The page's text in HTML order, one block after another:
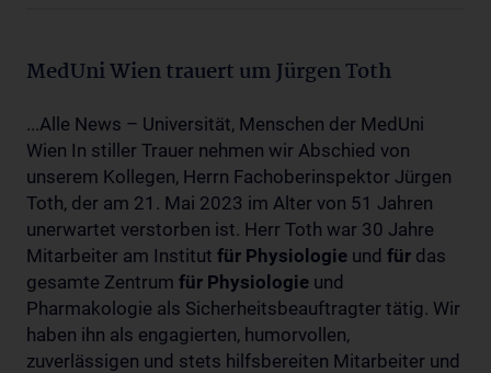
MedUni Wien trauert um Jürgen Toth
...Alle News – Universität, Menschen der MedUni
Wien In stiller Trauer nehmen wir Abschied von
unserem Kollegen, Herrn Fachoberinspektor Jürgen
Toth, der am 21. Mai 2023 im Alter von 51 Jahren
unerwartet verstorben ist. Herr Toth war 30 Jahre
Mitarbeiter am Institut für Physiologie und für das
gesamte Zentrum für Physiologie und
Pharmakologie als Sicherheitsbeauftragter tätig. Wir
haben ihn als engagierten, humorvollen,
zuverlässigen und stets hilfsbereiten Mitarbeiter und